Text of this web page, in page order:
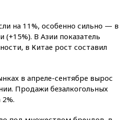
на 11%, особенно сильно — в
(+15%). В Азии показатель
в Китае рост составил
в апреле-сентябре вырос
Продажи безалкогольных